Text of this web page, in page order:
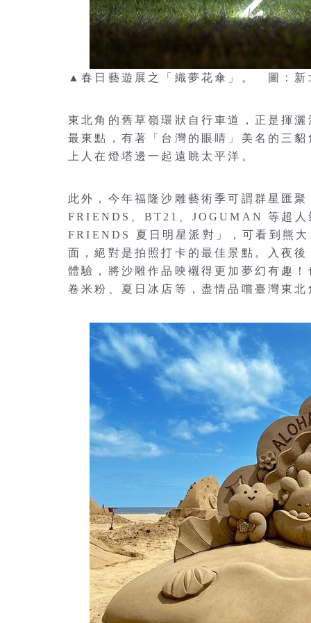
▲春日藝遊展之「織夢花傘」。 圖：新
東北角的舊草嶺環狀自行車道，正是揮
最東點，有著「台灣的眼睛」美名的三
上人在燈塔邊一起遠眺太平洋。
此外，今年福隆沙雕藝術季可謂群星匯
FRIENDS、BT21、JOGUMAN 等超
FRIENDS 夏日明星派對」，可看到熊
面，絕對是拍照打卡的最佳景點。入夜
體驗，將沙雕作品映襯得更加夢幻有趣
卷米粉、夏日冰店等，盡情品嚐臺灣東